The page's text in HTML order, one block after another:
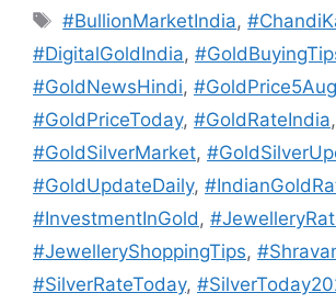
Tags
#BullionMarketIndia,
#DigitalGoldIndia,
#GoldNewsHindi,
#GoldPriceToday, #GoldRateIndia,
#GoldSilverMarket,
#GoldUpdateDaily,
#InvestmentInGold ,
#JewelleryShoppingTips,
#SilverRateToday,